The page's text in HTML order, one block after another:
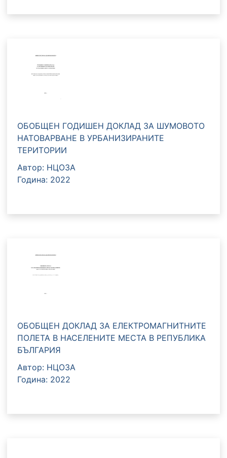
ОБОБЩЕН ГОДИШЕН ДОКЛАД ЗА ШУМОВОТО
НАТОВАРВАНЕ В УРБАНИЗИРАНИТЕ
ТЕРИТОРИИ
Автор: НЦОЗА
Година: 2022
ОБОБЩЕН ДОКЛАД ЗА ЕЛЕКТРОМАГНИТНИТЕ
ПОЛЕТА В НАСЕЛЕНИТЕ МEСТА В РЕПУБЛИКА
БЪЛГАРИЯ
Автор: НЦОЗА
Година: 2022